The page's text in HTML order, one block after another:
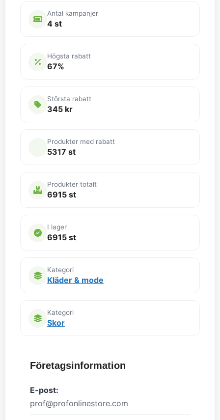
Antal kampanjer
4 st
Högsta rabatt
67%
Största rabatt
345 kr
Produkter med rabatt
5317 st
Produkter totalt
6915 st
I lager
6915 st
Kategori
Kläder & mode
Kategori
Skor
Företagsinformation
E-post:
prof@profonlinestore.com